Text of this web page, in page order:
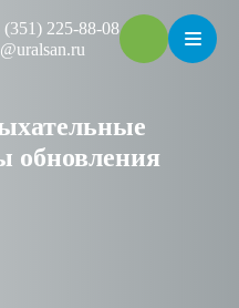
(351) 225-88-08
обновления